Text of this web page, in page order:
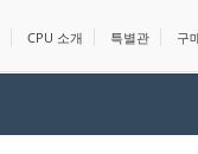
CPU 소개 특별관 구